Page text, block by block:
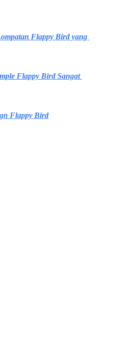
Flappy Bird yang
Flappy Bird Sangat
Flappy Bird